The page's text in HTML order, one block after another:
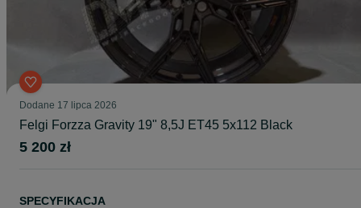
Dodane 17 lipca 2026
Felgi Forzza Gravity 19" 8,5J ET45 5x112 Black
5 200 zł
SPECYFIKACJA